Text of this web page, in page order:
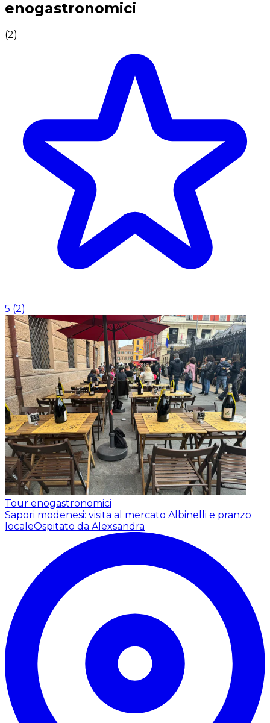
enogastronomici
(2)
5 (2)
Tour enogastronomici
Sapori modenesi: visita al mercato Albinelli e pranzo
localeOspitato da Alexsandra